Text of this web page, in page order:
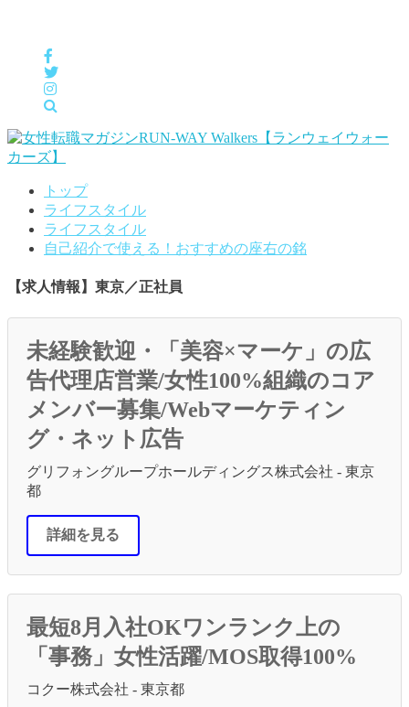
トップ
ライフスタイル
ライフスタイル
自己紹介で使える！おすすめの座右の銘
【求人情報】東京／正社員
未経験歓迎・「美容×マーケ」の広
告代理店営業/女性100%組織のコア
メンバー募集/Webマーケティン
グ・ネット広告
グリフォングループホールディングス株式会社 - 東京
都
詳細を見る
最短8月入社OKワンランク上の
「事務」女性活躍/MOS取得100%
コクー株式会社 - 東京都